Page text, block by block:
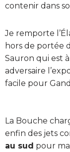
contenir dans
Je remporte
hors de portée
Sauron qui est
adversaire
facile pour
La Bouche
enfin des jets
au sud pour